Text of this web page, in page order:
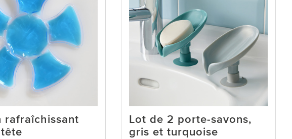
rafraîchissant
Lot de 2 porte-savons,
gris et turquoise